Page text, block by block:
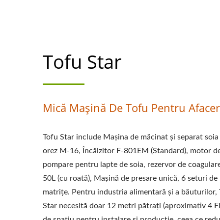
PRODUCĂTOR
MAȘINI DE
FABRICANT
FABRICAREA
MAȘINĂ
FĂCUT TOFU,
ECHIPAMENTE
Tofu Star
Mică Mașină De Tofu Pentru
Tofu Star include Mașina de măcinat și separat soia
orez M-16, Încălzitor F-801EM (Standard), motor
pompare pentru lapte de soia, rezervor de
50L (cu roată), Mașină de presare unică, 6 seturi de
matrițe. Pentru industria alimentară și a băuturilor,
Star necesită doar 12 metri pătrați (aproximativ 4